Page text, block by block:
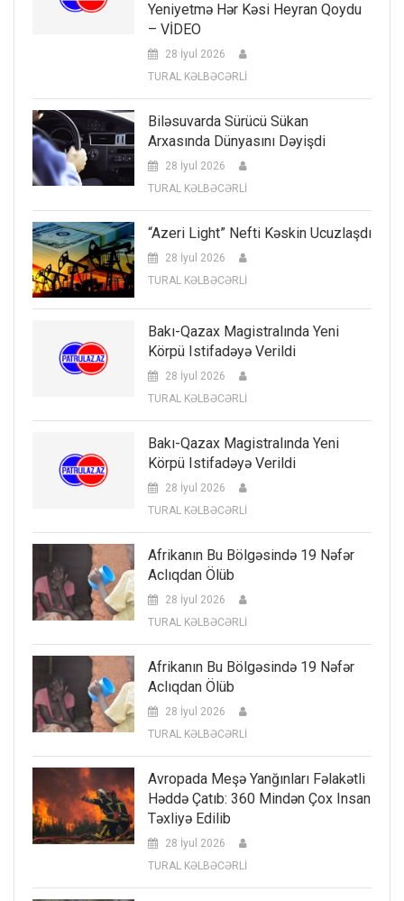
Yeniyetmə Hər Kəsi Heyran Qoydu
– VİDEO
28 İyul 2026
TURAL KƏLBƏCƏRLİ
Biləsuvarda Sürücü Sükan
Arxasında Dünyasını Dəyişdi
28 İyul 2026
TURAL KƏLBƏCƏRLİ
“Azeri Light” Nefti Kəskin Ucuzlaşdı
28 İyul 2026
TURAL KƏLBƏCƏRLİ
Bakı-Qazax Magistralında Yeni
Körpü Istifadəyə Verildi
28 İyul 2026
TURAL KƏLBƏCƏRLİ
Bakı-Qazax Magistralında Yeni
Körpü Istifadəyə Verildi
28 İyul 2026
TURAL KƏLBƏCƏRLİ
Afrikanın Bu Bölgəsində 19 Nəfər
Aclıqdan Ölüb
28 İyul 2026
TURAL KƏLBƏCƏRLİ
Afrikanın Bu Bölgəsində 19 Nəfər
Aclıqdan Ölüb
28 İyul 2026
TURAL KƏLBƏCƏRLİ
Avropada Meşə Yanğınları Fəlakətli
Həddə Çatıb: 360 Mindən Çox Insan
Təxliyə Edilib
28 İyul 2026
TURAL KƏLBƏCƏRLİ